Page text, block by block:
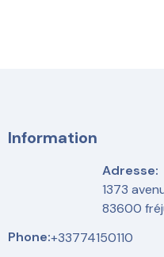
Information
Adresse:
1373
83600
Phone:+33774150110